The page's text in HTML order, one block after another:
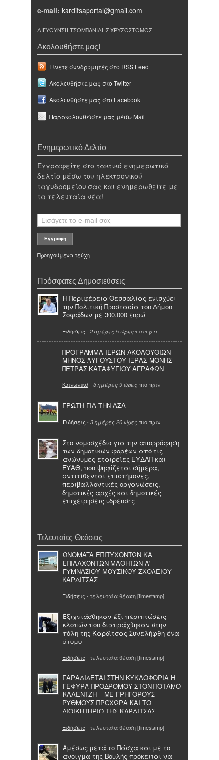
e-mail: karditsaportal@gmail.com
ΔΙΕΥΘΥΝΣΗ ΤΣΟΜΠΑΝΙΔΗΣ ΧΡΥΣΟΣΤΟΜΟΣ
Ακολουθήστε μας!
Γίνετε συνδρομητές στο RSS Feed
Ακολουθήστε μας στο Twitter
Ακολουθήστε μας στο Facebook
Παρακολουθείστε μας μέσω Mail
Ενημερωτικό Δελτίο
Εγγραφείτε στο τακτικό ενημερωτικό
δελτίο μέσω του ηλεκτρονικού
ταχυδρομείου σας και ενημερωθείτε με
τα τελευταία νέα!
Προηγούμενα τεύχη
Πρόσφατες Δημοσιεύσεις
Η Περιφέρεια Θεσσαλίας ενισχύει
την Πολιτική Προστασία του Δήμου
Σοφάδων με 300.000 ευρώ
Ειδήσεις - 2 ημέρες 5 ώρες πιο πριν
ΠΡΟΓΡΑΜΜΑ ΙΕΡΩΝ ΑΚΟΛΟΥΘΙΩΝ
ΜΗΝΟΣ ΑΥΓΟΥΣΤΟΥ ΙΕΡΑΣ ΜΟΝΗΣ
ΠΕΤΡΑΣ ΚΑΤΑΦΥΓΙΟΥ ΑΓΡΑΦΩΝ
Κοινωνικά- 3 ημέρες 9 ώρες πιο πριν
ΠΡΩΤΗ ΓΙΑ ΤΗΝ ΑΣΑ
Ειδήσεις - 3 ημέρες 20 ώρες πιο πριν
Στο νομοσχέδιο για την απορρόφηση
των δημοτικών φορέων από τις
ανώνυμες εταιρείες ΕΥΔΑΠ και
ΕΥΑΘ, που ψηφίζεται σήμερα,
αντιτίθενται επιστήμονες,
περιβαλλοντικές οργανώσεις,
δημοτικές αρχές και δημοτικές
επιχειρήσεις ύδρευσης
Τελευταίες Θεάσεις
ONOMATA ΕΠΙΤΥΧΟΝΤΩΝ ΚΑΙ
ΕΠΙΛΑΧΟΝΤΩΝ ΜΑΘΗΤΩΝ Α'
ΓΥΜΝΑΣΙΟΥ ΜΟΥΣΙΚΟΥ ΣΧΟΛΕΙΟΥ
ΚΑΡΔΙΤΣΑΣ
Ειδήσεις - τελευταία θέαση [timestamp]
Εξιχνιάσθηκαν έξι περιπτώσεις
κλοπών που διαπράχθηκαν στην
πόλη της Καρδίτσας Συνελήφθη ένα
άτομο
Ειδήσεις - τελευταία θέαση [timestamp]
ΠΑΡΑΔΙΔΕΤΑΙ ΣΤΗΝ ΚΥΚΛΟΦΟΡΙΑ Η
ΓΕΦΥΡΑ ΠΡΟΔΡΟΜΟΥ ΣΤΟΝ ΠΟΤΑΜΟ
ΚΑΛΕΝΤΖΗ – ΜΕ ΓΡΗΓΟΡΟΥΣ
ΡΥΘΜΟΥΣ ΠΡΟΧΩΡΑ ΚΑΙ ΤΟ
ΔΙΟΙΚΗΤΗΡΙΟ ΤΗΣ ΚΑΡΔΙΤΣΑΣ
Ειδήσεις - τελευταία θέαση [timestamp]
Αμέσως μετά το Πάσχα και με το
άνοιγμα της Βουλής πρόκειται να